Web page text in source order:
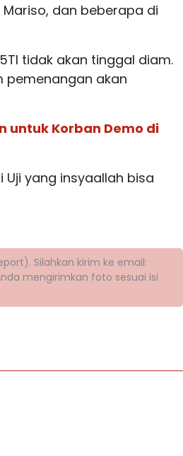
dan beberapa di
tidak akan tinggal diam.
pemenangan akan
untuk Korban Demo di
Uji yang insyaallah bisa
Silahkan kirim ke email:
mengirimkan foto sesuai isi